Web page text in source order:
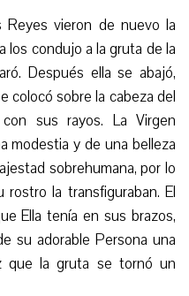
Reyes vieron de nuevo la
los condujo a la gruta de la
Después ella se abajó,
colocó sobre la cabeza del
sus rayos. La Virgen
modestia y de una belleza
sobrehumana, por lo
la transfiguraban. El
Ella tenía en sus brazos,
su adorable Persona una
que la gruta se tornó un